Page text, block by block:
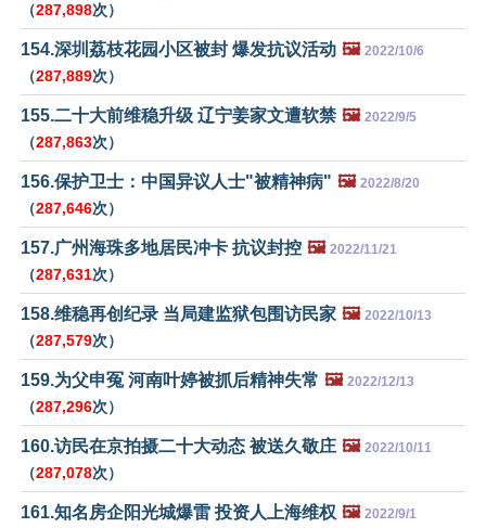
（287,898次）
154.深圳荔枝花园小区被封 爆发抗议活动 🖼️ 2022/10/6
（287,889次）
155.二十大前维稳升级 辽宁姜家文遭软禁 🖼️ 2022/9/5
（287,863次）
156.保护卫士：中国异议人士"被精神病" 🖼️ 2022/8/20
（287,646次）
157.广州海珠多地居民冲卡 抗议封控 🖼️ 2022/11/21
（287,631次）
158.维稳再创纪录 当局建监狱包围访民家 🖼️ 2022/10/13
（287,579次）
159.为父申冤 河南叶婷被抓后精神失常 🖼️ 2022/12/13
（287,296次）
160.访民在京拍摄二十大动态 被送久敬庄 🖼️ 2022/10/11
（287,078次）
161.知名房企阳光城爆雷 投资人上海维权 🖼️ 2022/9/1